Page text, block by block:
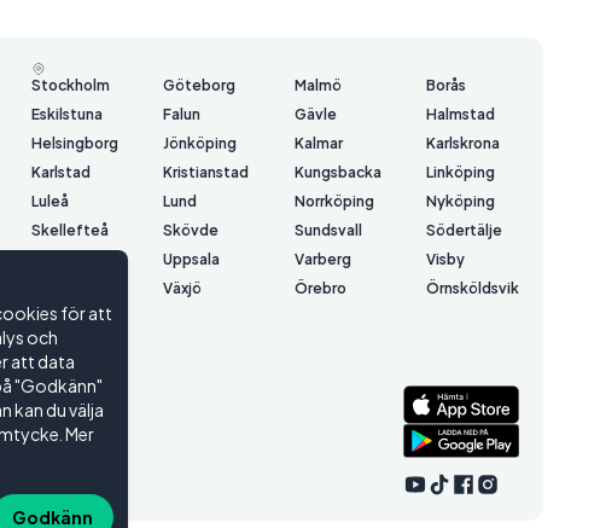
Stockholm Göteborg Malmö
Borås
Eskilstuna
Falun Gävle
Halmstad
Helsingborg
Jönköping Kalmar
Karlskrona
Karlstad
Kristianstad Kungsbacka
Linköping
Luleå
Lund Norrköping
Nyköping
Skellefteå
Skövde Sundsvall
Södertälje
Uppsala Varberg
Visby
Växjö Örebro
Örnsköldsvik
Östersund
för att
och
att data
"Godkänn"
kan du välja
Mer
Godkänn